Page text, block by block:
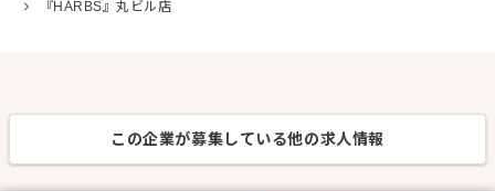
『HARBS』丸ビル店
この企業が募集している他の求人情報